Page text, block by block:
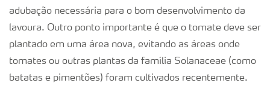
adubação necessária para o bom desenvolvimento da
lavoura. Outro ponto importante é que o tomate deve ser
plantado em uma área nova, evitando as áreas onde
tomates ou outras plantas da família Solanaceae (como
batatas e pimentões) foram cultivados recentemente.